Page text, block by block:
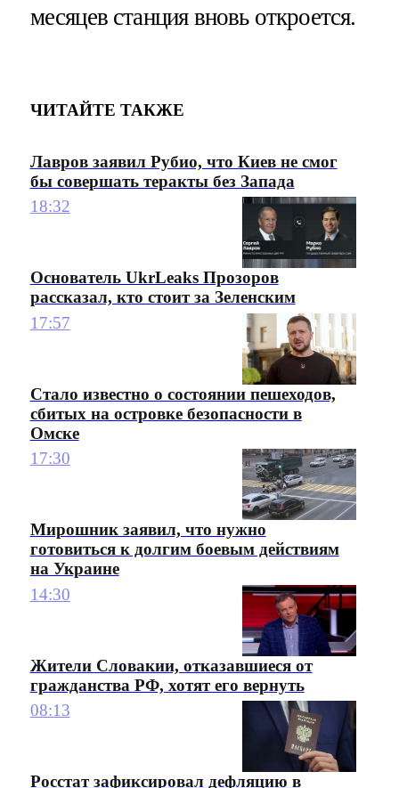
месяцев станция вновь откроется.
ЧИТАЙТЕ ТАКЖЕ
Лавров заявил Рубио, что Киев не смог
бы совершать теракты без Запада
18:32
Основатель UkrLeaks Прозоров
рассказал, кто стоит за Зеленским
17:57
Стало известно о состоянии пешеходов,
сбитых на островке безопасности в
Омске
17:30
Мирошник заявил, что нужно
готовиться к долгим боевым действиям
на Украине
14:30
Жители Словакии, отказавшиеся от
гражданства РФ, хотят его вернуть
08:13
Росстат зафиксировал дефляцию в